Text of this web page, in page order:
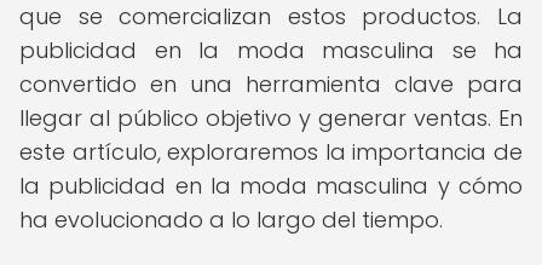
que se comercializan estos productos. La
publicidad en la moda masculina se ha
convertido en una herramienta clave para
llegar al público objetivo y generar ventas. En
este artículo, exploraremos la importancia de
la publicidad en la moda masculina y cómo
ha evolucionado a lo largo del tiempo.